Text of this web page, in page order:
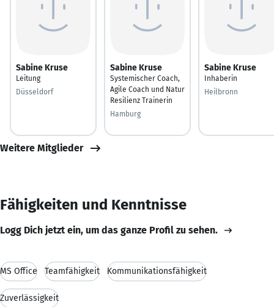
Sabine Kruse
Leitung
Düsseldorf
Sabine Kruse
Systemischer Coach,
Agile Coach und Natur
Resilienz Trainerin
Hamburg
Sabine Kruse
Inhaberin
Heilbronn
Weitere Mitglieder
Fähigkeiten und Kenntnisse
Logg Dich jetzt ein, um das ganze Profil zu sehen.
MS Office Teamfähigkeit Kommunikationsfähigkeit
Zuverlässigkeit